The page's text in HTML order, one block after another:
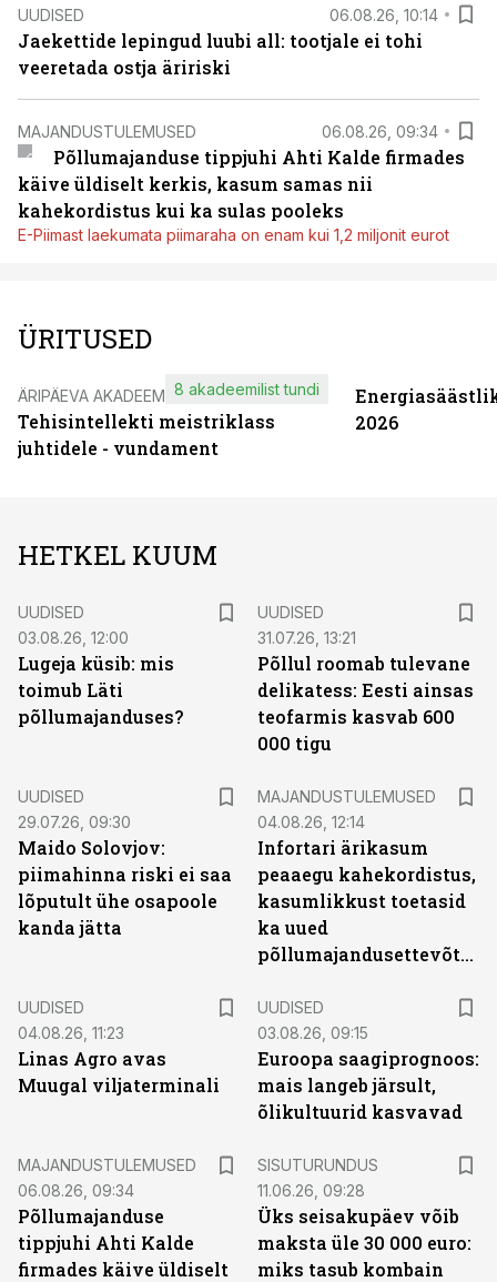
UUDISED 06.08.26, 10:14
Jaekettide lepingud luubi all: tootjale ei tohi
veeretada ostja äririski
MAJANDUSTULEMUSED 06.08.26, 09:34
Põllumajanduse tippjuhi Ahti Kalde firmades
käive üldiselt kerkis, kasum samas nii
kahekordistus kui ka sulas pooleks
E-Piimast laekumata piimaraha on enam kui 1,2 miljonit eurot
ÜRITUSED
ÄRIPÄEVA AKADEEMIA
Tehisintellekti meistriklass
juhtidele - vundament
8 akadeemilist tundi
2026
HETKEL KUUM
UUDISED
03.08.26, 12:00
Lugeja küsib: mis
toimub Läti
põllumajanduses?
UUDISED
31.07.26, 13:21
Põllul roomab tulevane
delikatess: Eesti ainsas
teofarmis kasvab 600
000 tigu
UUDISED
29.07.26, 09:30
Maido Solovjov:
piimahinna riski ei saa
lõputult ühe osapoole
kanda jätta
MAJANDUSTULEMUSED
04.08.26, 12:14
Infortari ärikasum
peaaegu kahekordistus,
kasumlikkust toetasid
ka uued
põllumajandusettevõtted
UUDISED
04.08.26, 11:23
Linas Agro avas
Muugal viljaterminali
UUDISED
03.08.26, 09:15
Euroopa saagiprognoos:
mais langeb järsult,
õlikultuurid kasvavad
MAJANDUSTULEMUSED
06.08.26, 09:34
Põllumajanduse
tippjuhi Ahti Kalde
firmades käive üldiselt
SISUTURUNDUS
11.06.26, 09:28
Üks seisakupäev võib
maksta üle 30 000 euro:
miks tasub kombain